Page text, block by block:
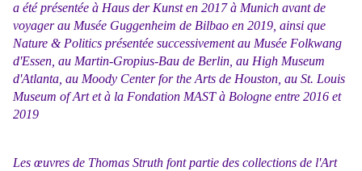
a été présentée à Haus der Kunst en 2017 à Munich avant de
voyager au Musée Guggenheim de Bilbao en 2019, ainsi que
Nature & Politics présentée successivement au Musée Folkwang
d'Essen, au Martin-Gropius-Bau de Berlin, au High Museum
d'Atlanta, au Moody Center for the Arts de Houston, au St. Louis
Museum of Art et à la Fondation MAST à Bologne entre 2016 et
2019
Les œuvres de Thomas Struth font partie des collections de l'Art